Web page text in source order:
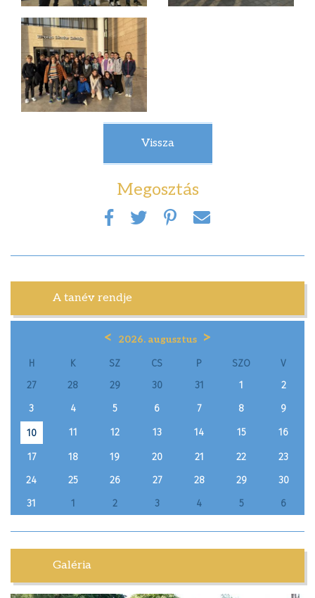
A tanév rendje
< 2026. augusztus >
H K SZ CS P SZO
V
27
28 29 30 31 1
2
3
4 5 6 7 8 9
10 11 12 13 14 15 16
17 18 19 20 21 22
23
24
25 26 27 28 29
30
31
1 2 3 4 5 6
Galéria
Vissza
Megosztás